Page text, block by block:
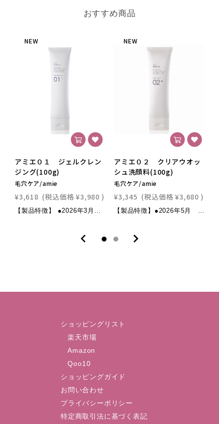
おすすめ商品
NEW
アミエ０１ ジェルクレン
ジング(100g)
毛穴ケア/amie
¥3,618 (税込価格 ¥3,980 )
【製品特徴】 ●2026年3月 ヴァージョンアップ。「美容液であらうクレンジング」 ●毛穴レスのツヤ輝く素肌に導く、毛穴悩み特化シリーズの「ジェルクレンジング」 ●毛穴つまりや肌荒れの原因となる、メイクや皮脂の汚れをお肌に負担なく優しくスッキリ洗い流す。 ●全商品に「高圧抽出プラセンタ」をはじめ美容液レベルの贅沢美容成分を配合。 ●美肌菌新配合。洗いあがりキメを整え乾燥からお肌を守り、透明感を与えます。 ●お肌をキュッと引き締めるスリミング成分をヴァージョンアップ。 ●敏感肌の方にもお使いいただけます。 ●クレンジング中のリフトエクササイズで、引き締まったハリのある素肌へ ●8つのフリー：紫外線吸収剤、シリコン、鉱物油、タール色素、アルコール、合成香料、合成着色料、旧表示指定成分 【全成分】 水､ヤシ油脂肪酸PEG-7グリセ リル､DPG､グリセリン､プラセンタエキ ス､ヒアルロン酸Na､セラミドNP､セラ ミドAP､セラミドEOP､ローズマリー葉 油､ラベンダー油､ビターオレンジ花油､ アーチチョーク葉エキス､レモングラス 葉/茎エキス､バチルス/ダイズ発酵エキ ス､水酸化K､ナットウガム､カフェイン､ ヘキシル3-グリセリルアスコルビン酸､ ラウロイルラクチレートNa､リンゴ酸､ シクロヘキサン-1,4-ジカルボン酸ビス エトキシジグリコール､フィトスフィン ゴシ､コレステロール､キサンタンガム､ BG､カルボマー､メチルパラベン､フェ ノキシエタノール ■商品仕様 ジェルタイプのクレンジング：100ｇ ■ご使用方法 ティースプーン1杯分（約３ｇ）を手のひらに取り出します。 指の腹で、やさしくクルクルと円を描くようにメイクや汚れと馴染ませます。 メイクや汚れが馴染んで浮き上がり、フッと指先が軽くなったら、ぬるま湯または水で洗い流します。 アイメイクや小鼻のザラつきが気になる場合は、やさしく細かく念入りにクレンジングしてください。
NEW
アミエ０２ クリアウオッ
シュ洗顔料(100g)
毛穴ケア/amie
¥3,345 (税込価格 ¥3,680 )
【製品特徴】●2026年5月 ヴァージョンアップ。 泡立ちの良さが大幅アップ、極上の濃密クッション泡で摩擦レス洗顔が叶います。●新採用①「ヒドロキシアパタイト」により、毛穴に詰まった皮脂と余分な角質を吸着しスッキリと取り除き、「肌の透明感」「なめらかさ」「つるんとした毛穴レス肌」へと導きます。●新採用② 表皮の「美肌菌」をサポートする成分を配合、肌荒れを防ぎます。●7種の厳選ボタニカルエキスを贅沢に配合し、うるおいはkeep。●洗うたびに角質やきめが整い、健やかでツヤ輝く素肌に導きます。●8つのフリー：紫外線吸収剤、シリコン、鉱物油、タール色素、アルコール、合成香料、合成着色料、旧表示指定成分●メイク後は、01クレンジングジェルとのW洗顔をおすすめいたします。【全成分】水､グリセリン､ミリスチン酸､ 水酸化K､ラウリン酸､ステアリン酸､コ カミドDEA､ジステアリン酸グリコー ル､ラベンダー油､ローズマリー葉油､ ヨーグルト液(牛乳)､フユボダイジュ花 エキス､トウキンセンカ花エキス､ヤグ ルマギク花エキス､ローマカミツレ花 エキス､カミツレ花エキス､セイヨウオ トギリソウ花/葉/茎エキス､ヒドロキ シアパタイト､ココイルグリシンK､ヒド ロキシプロピルメチルセルロース､ポリ クオタニウム-7､EDTA-4Na､アーチ チョーク葉エキス､ビフィズス菌培養溶 解質､デキストリン､PEG-32､PEG-6､ BG､フェノキシエタノール■商品仕様クリームタイプの洗顔料：100ｇ■ご使用方法 適量（約1～2ｇ）を手のひらに取り出し、水またはぬるま湯を少量ずつ足してよく泡立ててください。泡を肌にのせ、やさしくクルクルと円を描くように洗い、終了後は､よく洗い流してください。
ショッピングリスト
楽天市場
Amazon
Qoo10
ショッピングガイド
お問い合わせ
プライバシーポリシー
特定商取引法に基づく表記